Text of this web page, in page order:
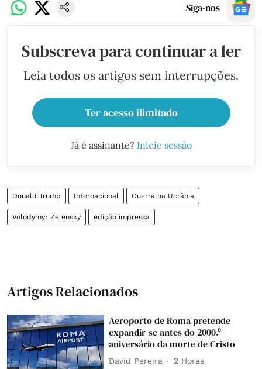
Siga-nos
Subscreva para continuar a ler
Leia todos os artigos sem interrupções.
Ter acesso ilimitado
Já é assinante? Inicie sessão
Donald Trump Internacional Guerra na Ucrânia
Volodymyr Zelensky edição impressa
Artigos Relacionados
Aeroporto de Roma pretende
expandir-se antes do 2000.º
aniversário da morte de Cristo
David Pereira 2 Horas